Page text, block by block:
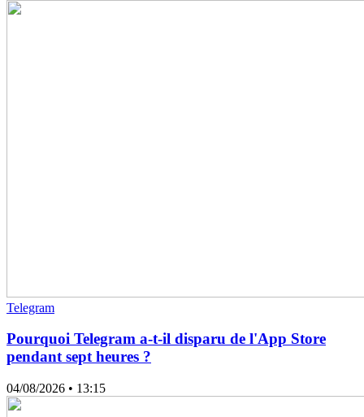
Telegram
Pourquoi Telegram a-t-il disparu de l'App Store
pendant sept heures ?
04/08/2026 • 13:15